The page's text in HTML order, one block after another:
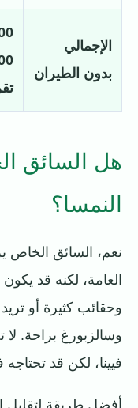
الإجمالي
بدون الطيران
هل السائق
النمسا؟
نعم، السائق الخاص
العامة، لكنه قد
وحقائب كثيرة أو
وسالزبورغ براحة. لا
فيينا، لكن قد تحتاجه
أفضل طريقة لتقليل